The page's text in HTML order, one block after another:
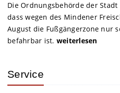
Die Ordnungsbehörde der
dass wegen des Mindener
August die Fußgängerzone nur
befahrbar ist. weiterlesen
Service